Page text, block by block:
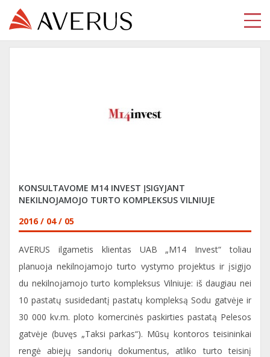
KONSULTAVOME M14 INVEST ĮSIGYJANT
NEKILNOJAMOJO TURTO KOMPLEKSUS VILNIUJE
2016 / 04 / 05
AVERUS ilgametis klientas UAB „M14 Invest“ toliau
planuoja nekilnojamojo turto vystymo projektus ir įsigijo
du nekilnojamojo turto kompleksus Vilniuje: iš daugiau nei
10 pastatų susidedantį pastatų kompleksą Sodu gatvėje ir
30 000 kv.m. ploto komercinės paskirties pastatą Pelesos
gatvėje (buvęs „Taksi parkas“). Mūsų kontoros teisininkai
rengė abiejų sandorių dokumentus, atliko turto teisinį